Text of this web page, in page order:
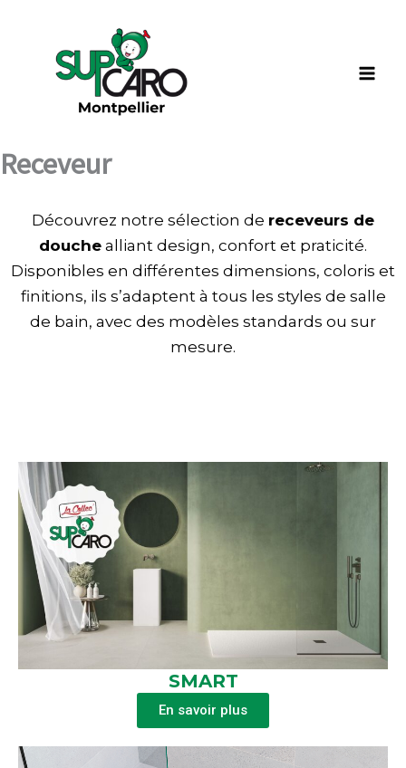
Receveur
Découvrez notre sélection de receveurs de
douche alliant design, confort et praticité.
Disponibles en différentes dimensions, coloris et
finitions, ils s’adaptent à tous les styles de salle
de bain, avec des modèles standards ou sur
mesure.
SMART
En savoir plus